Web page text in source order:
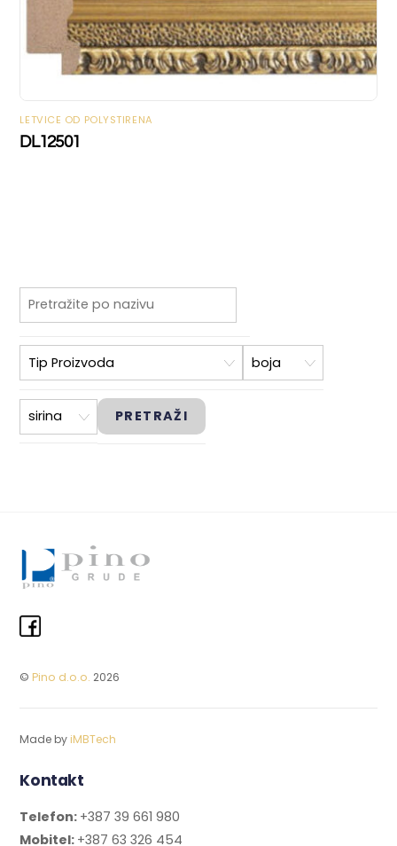
LETVICE OD POLYSTIRENA
DL12501
© Pino d.o.o. 2026
Made by iMBTech
Kontakt
Telefon: +387 39 661 980
Mobitel: +387 63 326 454